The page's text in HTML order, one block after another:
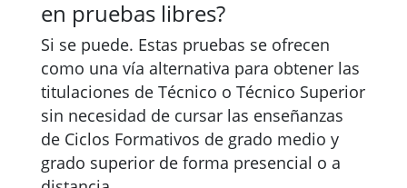
en pruebas libres?
Si se puede. Estas pruebas se ofrecen
como una vía alternativa para obtener las
titulaciones de Técnico o Técnico Superior
sin necesidad de cursar las enseñanzas
de Ciclos Formativos de grado medio y
grado superior de forma presencial o a